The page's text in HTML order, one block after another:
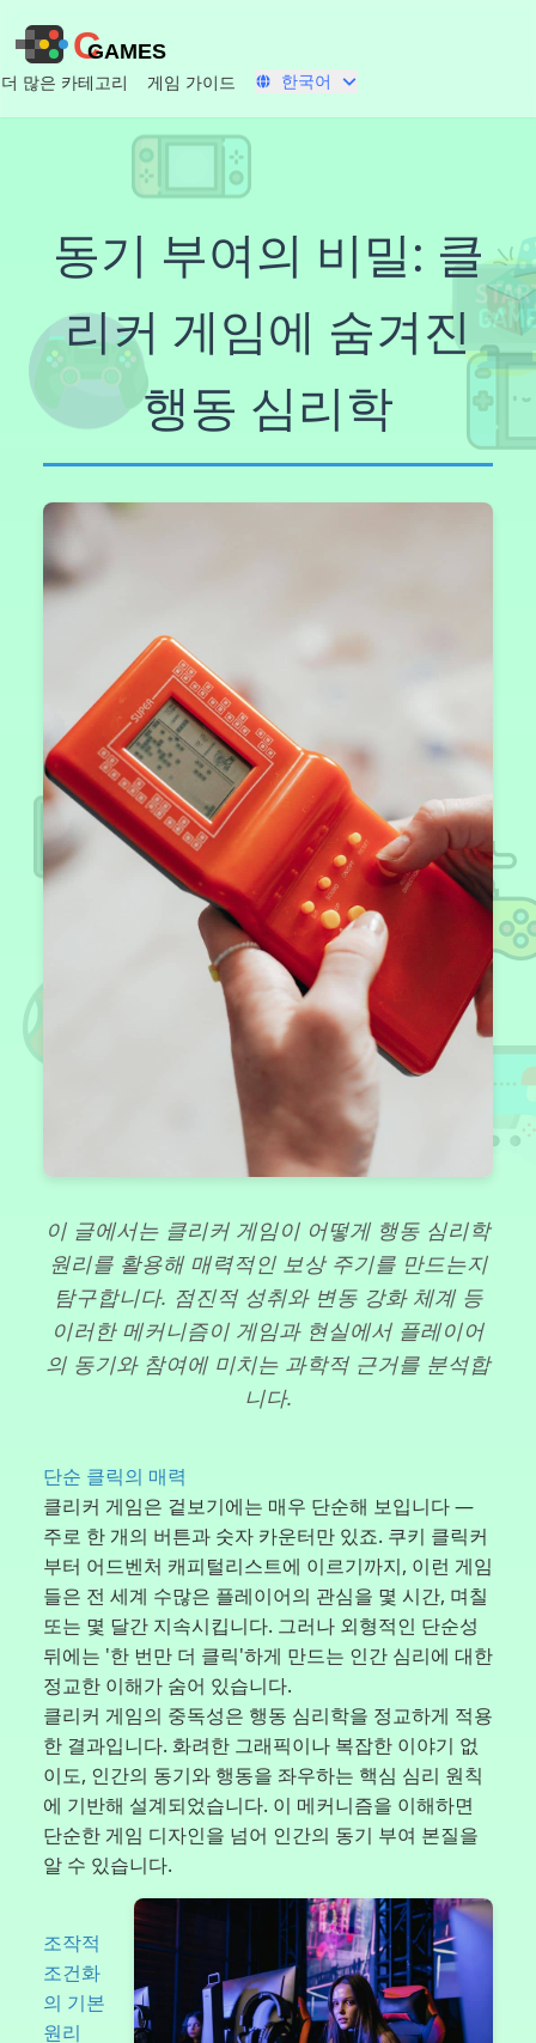
CGAMES
더 많은 카테고리 게임 가이드 한국어
동기 부여의 비밀: 클
리커 게임에 숨겨진
행동 심리학
이 글에서는 클리커 게임이 어떻게 행동 심리학
원리를 활용해 매력적인 보상 주기를 만드는지
탐구합니다. 점진적 성취와 변동 강화 체계 등
이러한 메커니즘이 게임과 현실에서 플레이어
의 동기와 참여에 미치는 과학적 근거를 분석합
니다.
단순 클릭의 매력
클리커 게임은 겉보기에는 매우 단순해 보입니다 —
주로 한 개의 버튼과 숫자 카운터만 있죠. 쿠키 클릭커
부터 어드벤처 캐피털리스트에 이르기까지, 이런 게임
들은 전 세계 수많은 플레이어의 관심을 몇 시간, 며칠
또는 몇 달간 지속시킵니다. 그러나 외형적인 단순성
뒤에는 '한 번만 더 클릭'하게 만드는 인간 심리에 대한
정교한 이해가 숨어 있습니다.
클리커 게임의 중독성은 행동 심리학을 정교하게 적용
한 결과입니다. 화려한 그래픽이나 복잡한 이야기 없
이도, 인간의 동기와 행동을 좌우하는 핵심 심리 원칙
에 기반해 설계되었습니다. 이 메커니즘을 이해하면
단순한 게임 디자인을 넘어 인간의 동기 부여 본질을
알 수 있습니다.
조작적
조건화
의 기본
원리